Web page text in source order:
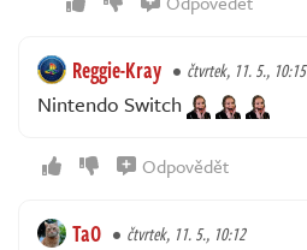
Reggie-Kray čtvrtek, 11. 5., 10:15
Nintendo Switch
Odpovědět
TaO čtvrtek, 11. 5., 10:12